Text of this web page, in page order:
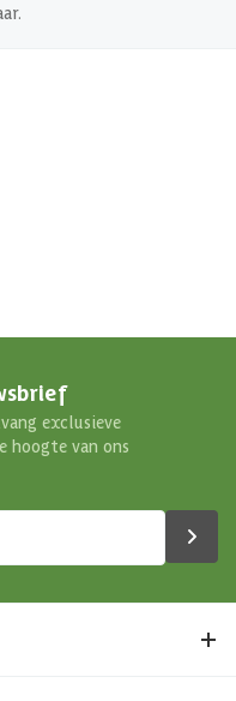
exclusieve
hoogte van ons